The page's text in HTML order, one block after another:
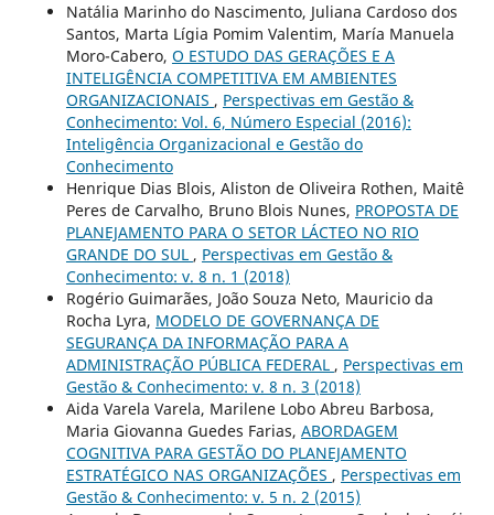
Natália Marinho do Nascimento, Juliana Cardoso dos
Santos, Marta Lígia Pomim Valentim, María Manuela
Moro-Cabero, O ESTUDO DAS GERAÇÕES E A
INTELIGÊNCIA COMPETITIVA EM AMBIENTES
ORGANIZACIONAIS , Perspectivas em Gestão &
Conhecimento: Vol. 6, Número Especial (2016):
Inteligência Organizacional e Gestão do
Conhecimento
Henrique Dias Blois, Aliston de Oliveira Rothen, Maitê
Peres de Carvalho, Bruno Blois Nunes, PROPOSTA DE
PLANEJAMENTO PARA O SETOR LÁCTEO NO RIO
GRANDE DO SUL , Perspectivas em Gestão &
Conhecimento: v. 8 n. 1 (2018)
Rogério Guimarães, João Souza Neto, Mauricio da
Rocha Lyra, MODELO DE GOVERNANÇA DE
SEGURANÇA DA INFORMAÇÃO PARA A
ADMINISTRAÇÃO PÚBLICA FEDERAL , Perspectivas em
Gestão & Conhecimento: v. 8 n. 3 (2018)
Aida Varela Varela, Marilene Lobo Abreu Barbosa,
Maria Giovanna Guedes Farias, ABORDAGEM
COGNITIVA PARA GESTÃO DO PLANEJAMENTO
ESTRATÉGICO NAS ORGANIZAÇÕES , Perspectivas em
Gestão & Conhecimento: v. 5 n. 2 (2015)